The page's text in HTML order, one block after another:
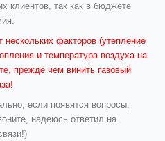
клиентов, так как в бюджете
нескольких факторов (утепление
и температура воздуха на
прежде чем винить газовый
если появятся вопросы,
надеюсь ответил на